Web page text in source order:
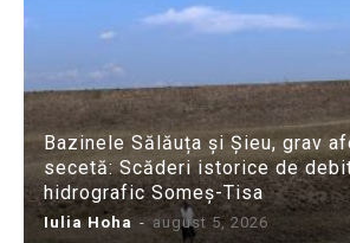
Bazinele Sălăuța și Șieu, grav
secetă: Scăderi istorice de
hidrografic Someș-Tisa
Iulia Hoha - august 5, 2026